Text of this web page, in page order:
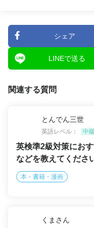
シェア
LINEで送る
関連する質問
とんでん三世
英語レベル：
中級
英検準2級対策にお
などを教えてくださ
本・書籍・漫画
くまさん